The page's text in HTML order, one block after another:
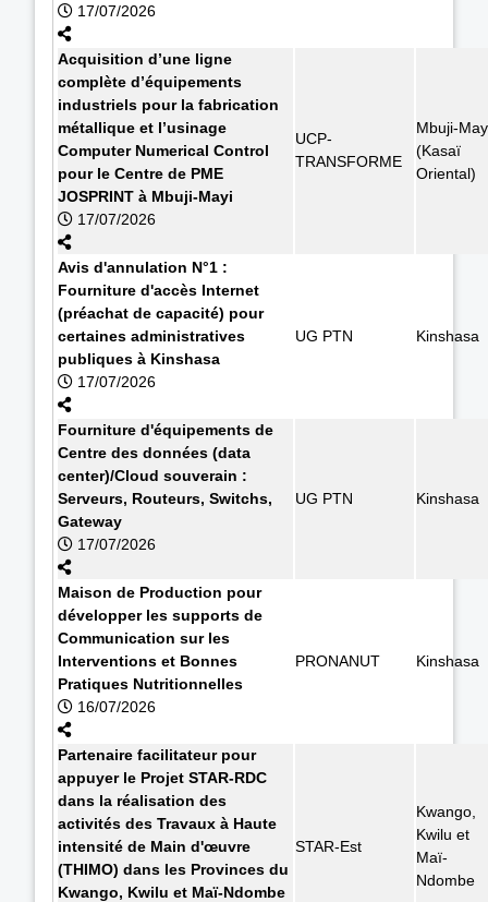
17/07/2026
Acquisition d’une ligne
complète d’équipements
industriels pour la fabrication
métallique et l’usinage
Computer Numerical Control
pour le Centre de PME
JOSPRINT à Mbuji-Mayi
17/07/2026
UCP-
TRANSFORME
Mbuji-
(Kasaï
Oriental)
Avis d'annulation N°1 :
Fourniture d'accès Internet
(préachat de capacité) pour
certaines administratives
publiques à Kinshasa
17/07/2026
UG PTN Kinshasa
Fourniture d'équipements de
Centre des données (data
center)/Cloud souverain :
Serveurs, Routeurs, Switchs,
Gateway
17/07/2026
UG PTN Kinshasa
Maison de Production pour
développer les supports de
Communication sur les
Interventions et Bonnes
Pratiques Nutritionnelles
16/07/2026
PRONANUT Kinshasa
Partenaire facilitateur pour
appuyer le Projet STAR-RDC
dans la réalisation des
activités des Travaux à Haute
intensité de Main d'œuvre
(THIMO) dans les Provinces du
Kwango, Kwilu et Maï-Ndombe
STAR-Est
Kwango,
Kwilu et
Maï-
Ndombe